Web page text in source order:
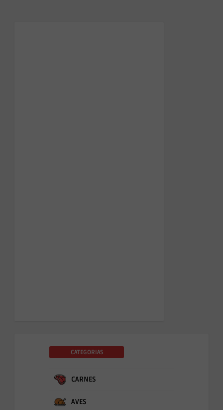
CATEGORIAS
CARNES
AVES